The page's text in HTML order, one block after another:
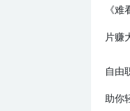
《
片赚
自由
助你